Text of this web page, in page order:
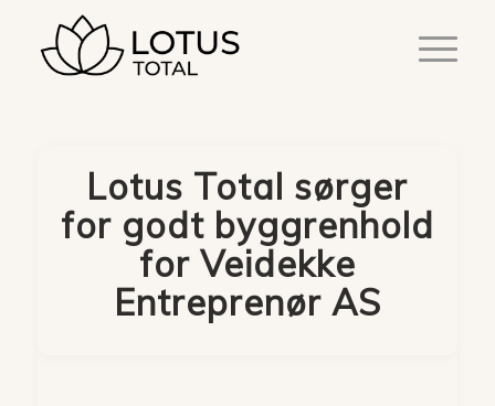
Lotus Total sørger
for godt byggrenhold
for Veidekke
Entreprenør AS